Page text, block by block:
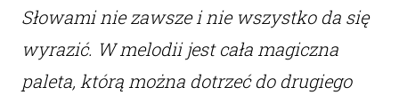
Słowami nie zawsze i nie wszystko da się
wyrazić. W melodii jest cała magiczna
paleta, którą można dotrzeć do drugiego